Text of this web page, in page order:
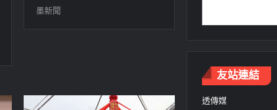
墨新聞
友站連結
透傳媒